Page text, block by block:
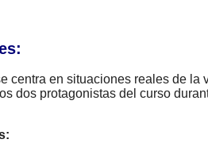
centra en situaciones reales de la
dos protagonistas del curso